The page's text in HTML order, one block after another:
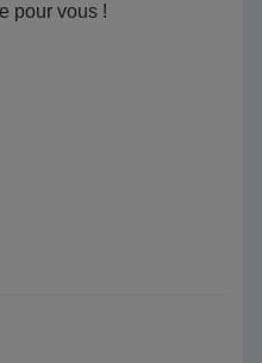
pour vous !